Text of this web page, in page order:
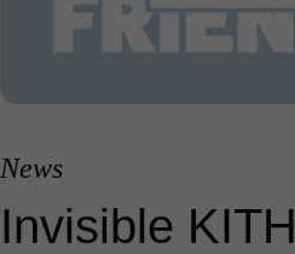
News
Invisible KITH